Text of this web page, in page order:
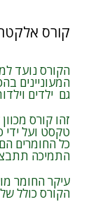
קורס
הקורס נועד
המעוניינים
גם ילדים וילדות מגיל 12 יוכלו
זהו קורס
טקסט ועל ידי
כל החומרים הם
התמיכה
עיקר החומר
הקורס כולל